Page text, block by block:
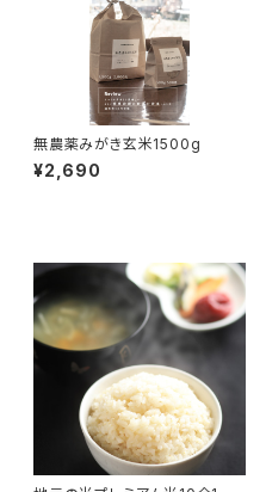
無農薬みがき玄米1500g
¥2,690